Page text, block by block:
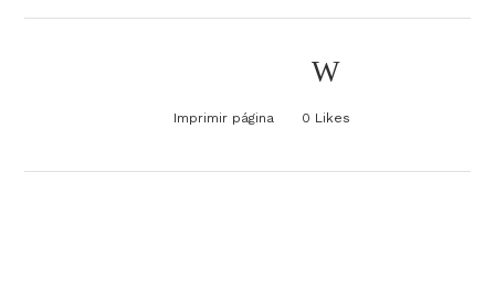
Imprimir página 0 Likes